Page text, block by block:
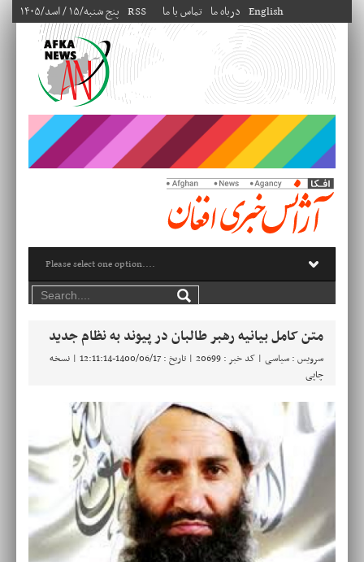
۱۴۰۵/پنج شنبه/۱۵ / اسد RSS تماس با ما درباه ما English
متن کامل بیانیه رهبر طالبان در پیوند به نظام جدید
سرویس : سیاسی | کد خبر : 20699 | تاریخ : 1400/06/17-12:11:14 |
نسخه
چاپی